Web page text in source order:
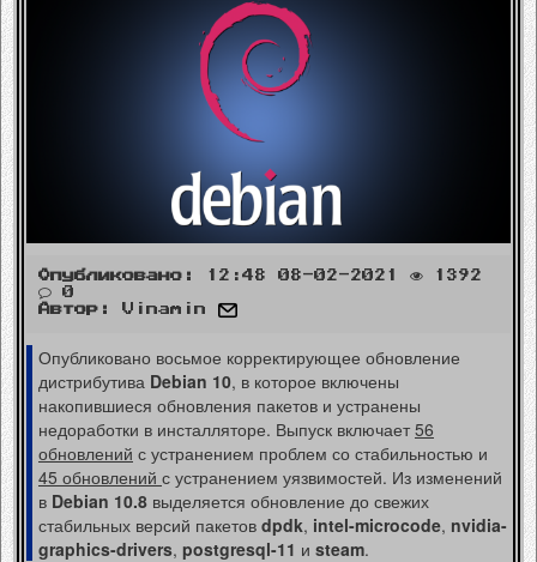
Опубликовано: 12:48 08-02-2021
1392
0
Автор:
Vinamin
Опубликовано восьмое корректирующее обновление
дистрибутива Debian 10, в которое включены
накопившиеся обновления пакетов и устранены
недоработки в инсталляторе. Выпуск включает 56
обновлений с устранением проблем со стабильностью и
45 обновлений с устранением уязвимостей. Из изменений
в Debian 10.8 выделяется обновление до свежих
стабильных версий пакетов dpdk, intel-microcode, nvidia-
graphics-drivers, postgresql-11 и steam.